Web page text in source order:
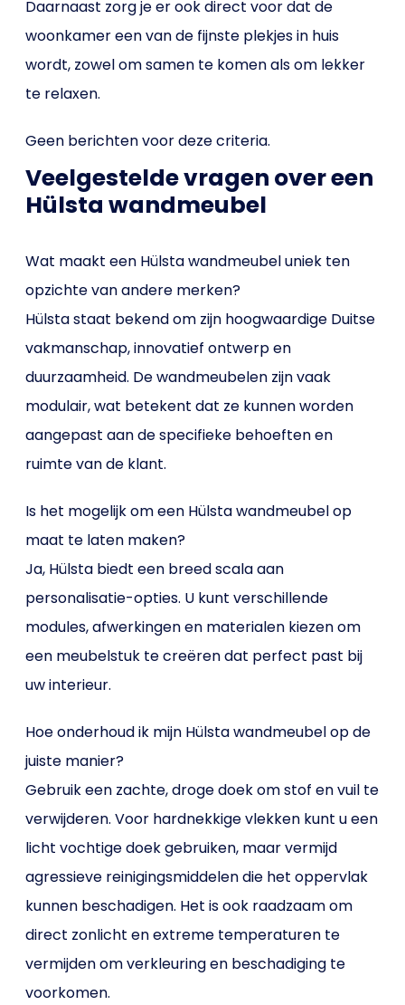
Daarnaast zorg je er ook direct voor dat de
woonkamer een van de fijnste plekjes in huis
wordt, zowel om samen te komen als om lekker
te relaxen.
Geen berichten voor deze criteria.
Veelgestelde vragen over een
Hülsta wandmeubel
Wat maakt een Hülsta wandmeubel uniek ten
opzichte van andere merken?
Hülsta staat bekend om zijn hoogwaardige Duitse
vakmanschap, innovatief ontwerp en
duurzaamheid. De wandmeubelen zijn vaak
modulair, wat betekent dat ze kunnen worden
aangepast aan de specifieke behoeften en
ruimte van de klant.
Is het mogelijk om een Hülsta wandmeubel op
maat te laten maken?
Ja, Hülsta biedt een breed scala aan
personalisatie-opties. U kunt verschillende
modules, afwerkingen en materialen kiezen om
een meubelstuk te creëren dat perfect past bij
uw interieur.
Hoe onderhoud ik mijn Hülsta wandmeubel op de
juiste manier?
Gebruik een zachte, droge doek om stof en vuil te
verwijderen. Voor hardnekkige vlekken kunt u een
licht vochtige doek gebruiken, maar vermijd
agressieve reinigingsmiddelen die het oppervlak
kunnen beschadigen. Het is ook raadzaam om
direct zonlicht en extreme temperaturen te
vermijden om verkleuring en beschadiging te
voorkomen.